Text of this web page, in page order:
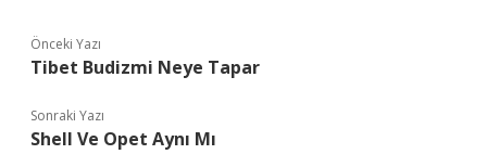
Önceki Yazı
Tibet Budizmi Neye Tapar
Sonraki Yazı
Shell Ve Opet Aynı Mı